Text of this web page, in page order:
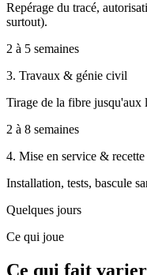
Repérage du tracé,
surtout).
2 à 5 semaines
3. Travaux & génie civil
Tirage de la fibre jusqu'aux
2 à 8 semaines
4. Mise en service & recette
Installation, tests, bascule
Quelques jours
Ce qui joue
Ce qui fait